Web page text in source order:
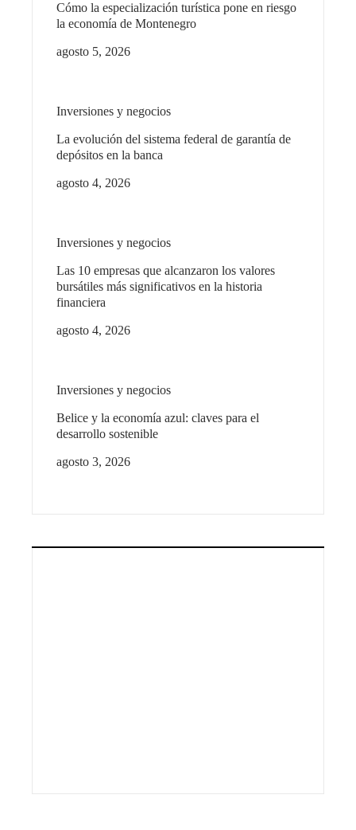
Cómo la especialización turística pone en riesgo
la economía de Montenegro
agosto 5, 2026
Inversiones y negocios
La evolución del sistema federal de garantía de
depósitos en la banca
agosto 4, 2026
Inversiones y negocios
Las 10 empresas que alcanzaron los valores
bursátiles más significativos en la historia
financiera
agosto 4, 2026
Inversiones y negocios
Belice y la economía azul: claves para el
desarrollo sostenible
agosto 3, 2026